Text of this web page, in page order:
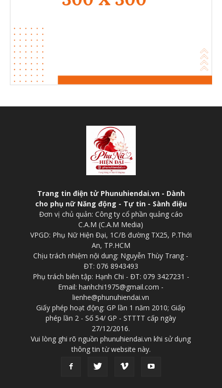
Trang tin điện tử Phunuhiendai.vn - Dành
cho phụ nữ Năng động - Tự tin - Sành điệu
Đơn vị chủ quản: Công ty cổ phần quảng cáo
C.A.M (C.A.M Media)
VPGD: Phụ Nữ Hiện Đại, 1C/B đường TX25, P.Thới
An, TP.HCM
Chịu trách nhiệm nội dung: Nguyễn Thùy Trang -
ĐT: 076 8943493
Phụ trách biên tập: Hạnh Chi - ĐT: 079 3427231 -
Email: hanhchi1975@gmail.com -
lienhe@phunuhiendai.vn
Giấy phép hoạt động: GP lần 1 năm 2010; Giấp
phép lần 2 - Số 54/ GP - STTTT cấp ngày
27/12/2016.
Vui lòng ghi rõ nguồn phunuhiendai.vn khi sử dụng
thông tin từ website này.